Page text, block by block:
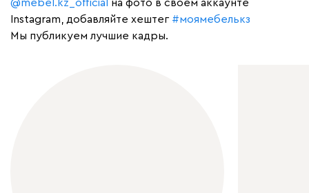
@mebel.kz_official
на фото в своем аккаунте
Instagram, добавляйте хештег #моямебелькз
Мы публикуем лучшие кадры.